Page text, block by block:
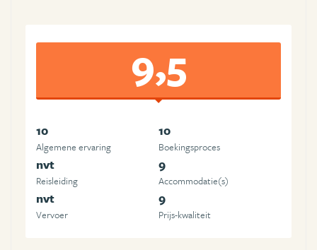
9,5
10
Algemene ervaring
10
Boekingsproces
nvt
Reisleiding
9
Accommodatie(s)
nvt
Vervoer
9
Prijs-kwaliteit